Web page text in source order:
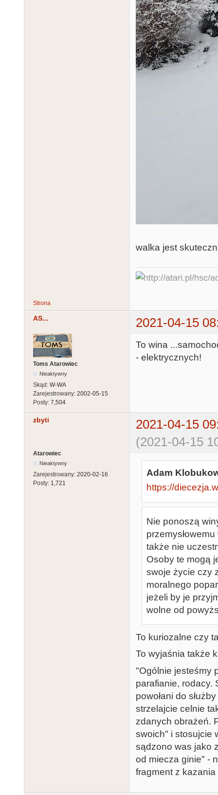
walka jest
Strona
AS... 2021-04-15
Toms Atarowiec
Nieaktywny
Skąd: W-WA
Zarejestrowany: 2002-05-15
Posty: 7,504
To wina
- elektrycznych!
zbyti
2021-04-15
(2021-04-15
Atarowiec
Nieaktywny
Zarejestrowany: 2020-02-16
Posty: 1,721
Adam
https://
Nie ponoszą
także nie
Osoby te mogą
swoje życie czy
moralnego
jeżeli by je
wolne od
To kuriozalne czy
To wyjaśnia także
"Ogólnie jesteśmy
parafianie, rodacy.
powołani do
strzelajcie celnie
zdanych obrażeń.
swoich" i stosujcie
sądzono was jako
od miecza ginie" -
fragment z